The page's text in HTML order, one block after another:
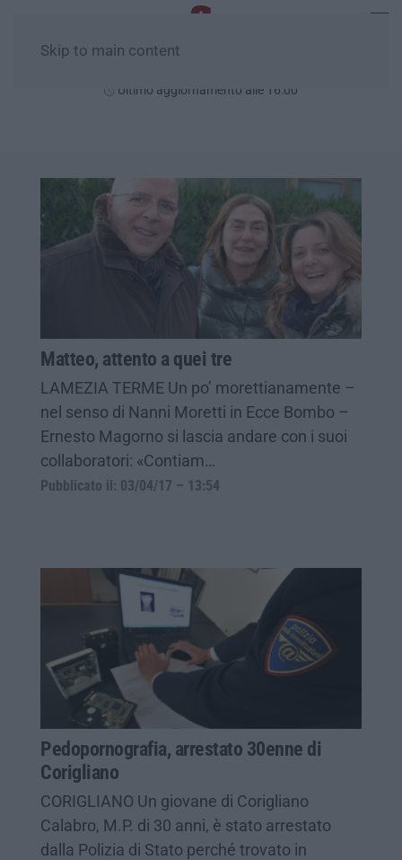
Skip to main content
Ultimo aggiornamento alle 16:00
Matteo, attento a quei tre
LAMEZIA TERME Un po’ morettianamente –
nel senso di Nanni Moretti in Ecce Bombo –
Ernesto Magorno si lascia andare con i suoi
collaboratori: «Contiam…
Pubblicato il: 03/04/17 – 13:54
Pedopornografia, arrestato 30enne di
Corigliano
CORIGLIANO Un giovane di Corigliano
Calabro, M.P. di 30 anni, è stato arrestato
dalla Polizia di Stato perché trovato in